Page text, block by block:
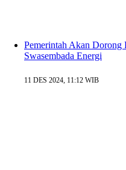
Pemerintah Akan Dorong
Swasembada Energi
11 DES 2024, 11:12 WIB